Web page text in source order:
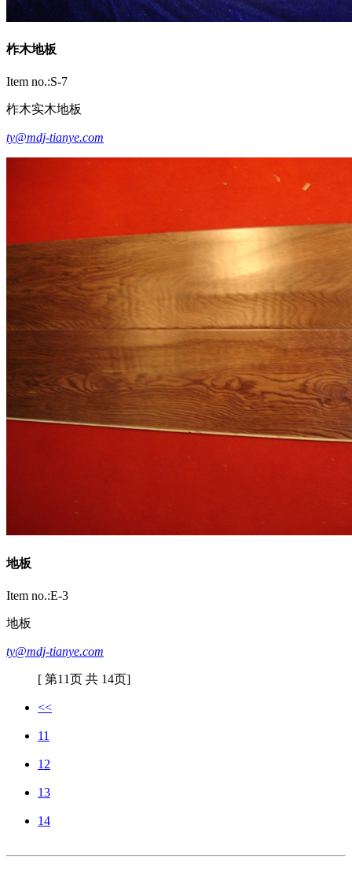
柞木地板
Item no.:S-7
柞木实木地板
ty@mdj-tianye.com
地板
Item no.:E-3
地板
ty@mdj-tianye.com
[ 第11页 共 14页]
<<
11
12
13
14